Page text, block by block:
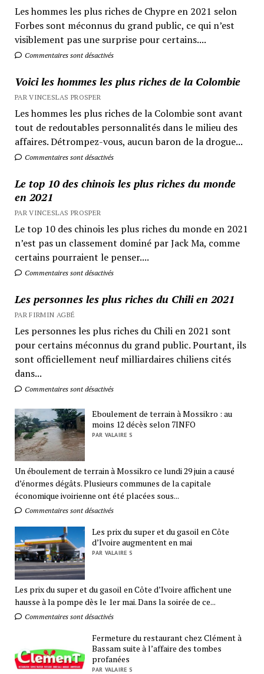
Les hommes les plus riches de Chypre en 2021 selon
Forbes sont méconnus du grand public, ce qui n’est
visiblement pas une surprise pour certains....
Commentaires sont désactivés
Voici les hommes les plus riches de la Colombie
PAR VINCESLAS PROSPER
Les hommes les plus riches de la Colombie sont avant
tout de redoutables personnalités dans le milieu des
affaires. Détrompez-vous, aucun baron de la drogue...
Commentaires sont désactivés
Le top 10 des chinois les plus riches du monde
en 2021
PAR VINCESLAS PROSPER
Le top 10 des chinois les plus riches du monde en 2021
n’est pas un classement dominé par Jack Ma, comme
certains pourraient le penser....
Commentaires sont désactivés
Les personnes les plus riches du Chili en 2021
PAR FIRMIN AGBÉ
Les personnes les plus riches du Chili en 2021 sont
pour certains méconnus du grand public. Pourtant, ils
sont officiellement neuf milliardaires chiliens cités
dans...
Commentaires sont désactivés
Eboulement de terrain à Mossikro : au
moins 12 décès selon 7INFO
PAR VALAIRE S
Un éboulement de terrain à Mossikro ce lundi 29 juin a causé
d’énormes dégâts. Plusieurs communes de la capitale
économique ivoirienne ont été placées sous...
Commentaires sont désactivés
Les prix du super et du gasoil en Côte
d’Ivoire augmentent en mai
PAR VALAIRE S
Les prix du super et du gasoil en Côte d’Ivoire affichent une
hausse à la pompe dès le 1er mai. Dans la soirée de ce...
Commentaires sont désactivés
Fermeture du restaurant chez Clément à
Bassam suite à l’affaire des tombes
profanées
PAR VALAIRE S